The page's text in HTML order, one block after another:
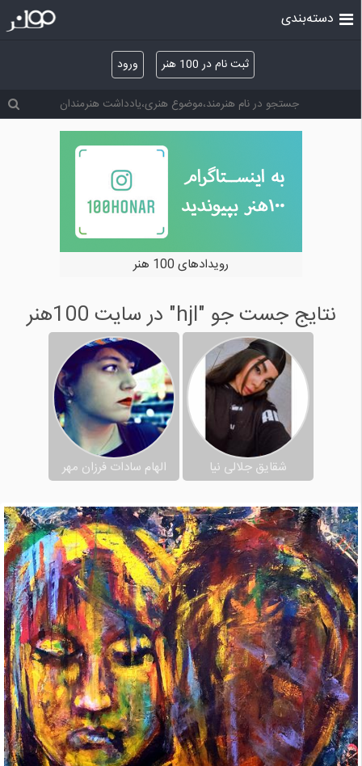
ثبت نام در 100 هنر ورود
دسته‌بندی
رویدادهای 100 هنر
نتایج جست جو "hjl" در سایت 100هنر
شقایق جلالی نیا الهام سادات فرزان مهر